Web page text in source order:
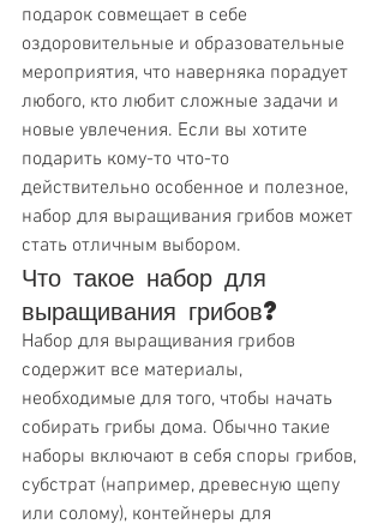
подарок совмещает в себе
оздоровительные и образовательные
мероприятия, что наверняка порадует
любого, кто любит сложные задачи и
новые увлечения. Если вы хотите
подарить кому-то что-то
действительно особенное и полезное,
набор для выращивания грибов может
стать отличным выбором.
Что такое набор для
выращивания грибов?
Набор для выращивания грибов
содержит все материалы,
необходимые для того, чтобы начать
собирать грибы дома. Обычно такие
наборы включают в себя споры грибов,
субстрат (например, древесную щепу
или солому), контейнеры для